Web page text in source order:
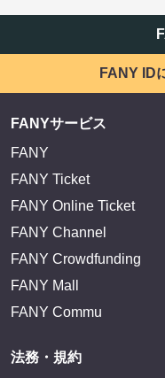
FANY ID
FANYサービス
FANY
FANY Ticket
FANY Online Ticket
FANY Channel
FANY Crowdfunding
FANY Mall
FANY Commu
法務・規約